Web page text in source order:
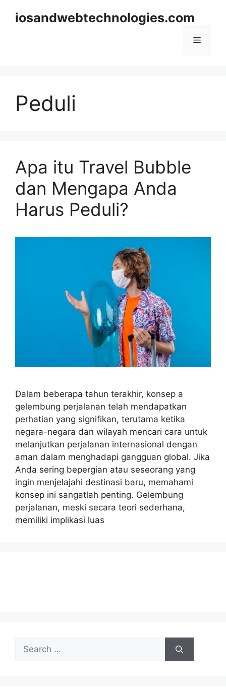
iosandwebtechnologies.com
Menu
Peduli
Apa itu Travel Bubble
dan Mengapa Anda
Harus Peduli?
Dalam beberapa tahun terakhir, konsep a
gelembung perjalanan telah mendapatkan
perhatian yang signifikan, terutama ketika
negara-negara dan wilayah mencari cara untuk
melanjutkan perjalanan internasional dengan
aman dalam menghadapi gangguan global. Jika
Anda sering bepergian atau seseorang yang
ingin menjelajahi destinasi baru, memahami
konsep ini sangatlah penting. Gelembung
perjalanan, meski secara teori sederhana,
memiliki implikasi luas
Search
for: